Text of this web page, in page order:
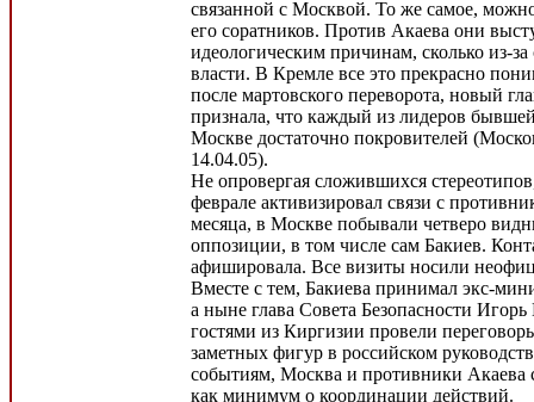
связанной с Москвой. То же самое,
его соратников. Против Акаева они
идеологическим причинам, сколько из-за
власти. В Кремле все это прекрасно
после мартовского переворота, новый
признала, что каждый из лидеров
Москве достаточно покровителей
14.04.05).
Не опровергая сложившихся
феврале активизировал связи с
месяца, в Москве побывали четверо
оппозиции, в том числе сам Бакиев.
афишировала. Все визиты носили
Вместе с тем, Бакиева принимал экс-
а ныне глава Совета Безопасности
гостями из Киргизии провели
заметных фигур в российском
событиям, Москва и противники Акаева
как минимум о координации действий.